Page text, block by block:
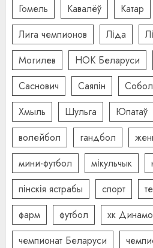
Гомель
Кавалёў Катар
Лига чемпионов
Ліда
Могилев
НОК Беларуси
Саснович
Саяпін
Хмыль
Шульга Юпатаў
волейбол
гандбол
мини-футбол
мікульчык
пінскія ястрабы
спорт
фарм
футбол хк
чемпионат Беларуси